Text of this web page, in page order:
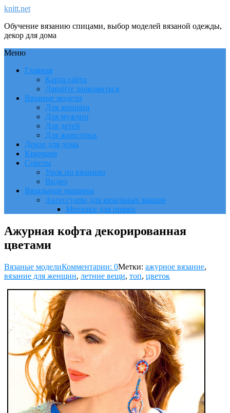
knitt.net
Обучение вязанию спицами, выбор моделей вязаной одежды,
декор для дома
Меню
Главная
Карта сайта
Давайте знакомиться
Вязаные модели
Для женщин
Для мужчин
Для детей
Для животных
Декор для дома
Крючком
Советы
Урок по вязанию
Видео
Вязальные машины
Аксессуары для вязальных машин
Моталки для пряжи
Ажурная кофта декорированная
цветами
Вязаные моделиКомментарии: 0Метки: ажурное вязание,
вязание для женщин, летние вещи, топ, цветок